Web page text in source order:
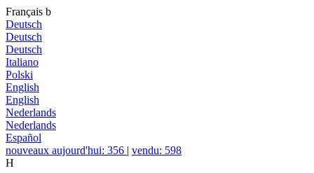
Français b
Deutsch
Deutsch
Deutsch
Italiano
Polski
English
English
Nederlands
Nederlands
Español
nouveaux aujourd'hui: 356 | vendu: 598
H